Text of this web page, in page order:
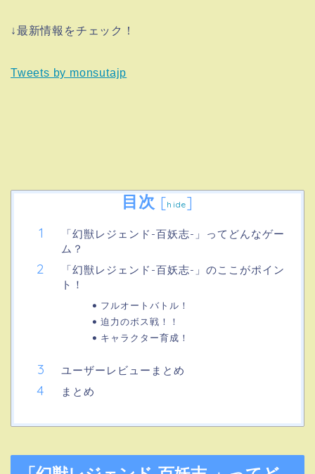
↓最新情報をチェック！
Tweets by monsutajp
目次 [hide]
「幻獣レジェンド-百妖志-」ってどんなゲー
ム？
「幻獣レジェンド-百妖志-」のここがポイン
ト！
フルオートバトル！
迫力のボス戦！！
キャラクター育成！
ユーザーレビューまとめ
まとめ